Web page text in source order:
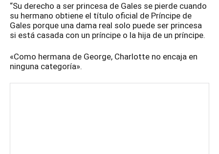
“Su derecho a ser princesa de Gales se pierde cuando
su hermano obtiene el título oficial de Príncipe de
Gales porque una dama real solo puede ser princesa
si está casada con un príncipe o la hija de un príncipe.
«Como hermana de George, Charlotte no encaja en
ninguna categoría».